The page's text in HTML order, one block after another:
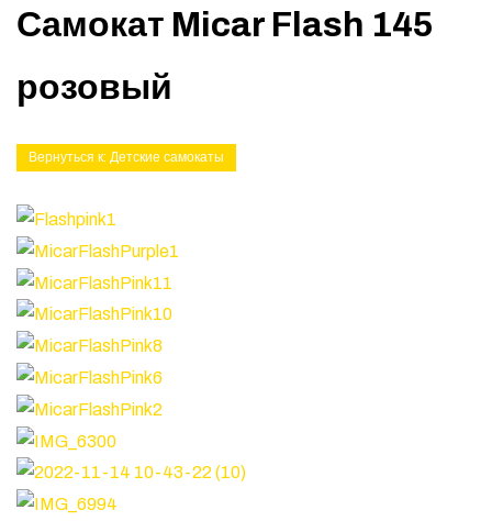
Самокат Micar Flash 145
розовый
Вернуться к: Детские самокаты